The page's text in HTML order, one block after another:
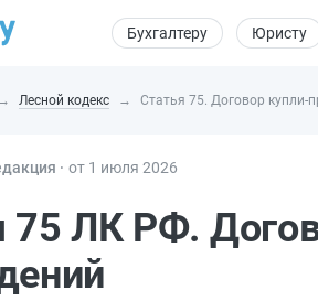
Бухгалтеру Юристу
Лесной кодекс Статья 75. Договор купли-
⸱ от 1 июля 2026
75 ЛК РФ.